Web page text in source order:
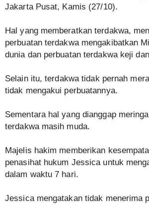
Jakarta Pusat, Kamis (27/10).
Hal yang memberatkan terdakwa,
perbuatan terdakwa mengakibatkan
dunia dan perbuatan terdakwa keji
Selain itu, terdakwa tidak pernah
tidak mengakui perbuatannya.
Sementara hal yang dianggap
terdakwa masih muda.
Majelis hakim memberikan
penasihat hukum Jessica untuk
dalam waktu 7 hari.
Jessica mengatakan tidak menerima